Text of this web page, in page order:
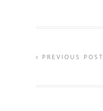
PREVIOUS POST